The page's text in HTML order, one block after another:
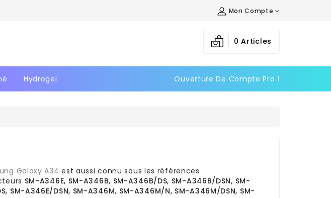
((modalDeleteText))
des produits à votre liste
Mon Compte
0 Articles
Hydrogel Ouverture De Compte Pro !
Galaxy A34 est aussi connu sous les références
SM-A346E, SM-A346B, SM-A346B/DS, SM-A346B/DSN, SM-
SM-A346E/DSN, SM-A346M, SM-A346M/N, SM-A346M/DSN, SM-